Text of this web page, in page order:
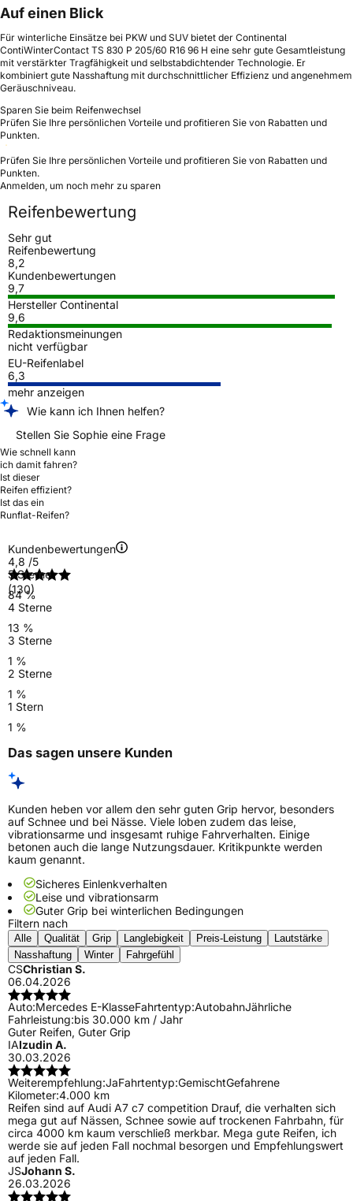
Auf einen Blick
Für winterliche Einsätze bei PKW und SUV bietet der Continental
ContiWinterContact TS 830 P 205/60 R16 96 H eine sehr gute Gesamtleistung
mit verstärkter Tragfähigkeit und selbstabdichtender Technologie. Er
kombiniert gute Nasshaftung mit durchschnittlicher Effizienz und angenehmem
Geräuschniveau.
Sparen Sie beim Reifenwechsel
Prüfen Sie Ihre persönlichen Vorteile und profitieren Sie von Rabatten und
Punkten.
Prüfen Sie Ihre persönlichen Vorteile und profitieren Sie von Rabatten und
Punkten.
Anmelden, um noch mehr zu sparen
Reifenbewertung
Sehr gut
Reifenbewertung
8,2
Kundenbewertungen
9,7
Hersteller Continental
9,6
Redaktionsmeinungen
nicht verfügbar
EU-Reifenlabel
6,3
mehr anzeigen
Wie kann ich Ihnen helfen?
Stellen Sie Sophie eine Frage
Wie schnell kann
ich damit fahren?
Ist dieser
Reifen effizient?
Ist das ein
Runflat-Reifen?
Kundenbewertungen
4,8 /5
(130)
5 Sterne
84 %
4 Sterne
13 %
3 Sterne
1 %
2 Sterne
1 %
1 Stern
1 %
Das sagen unsere Kunden
Kunden heben vor allem den sehr guten Grip hervor, besonders
auf Schnee und bei Nässe. Viele loben zudem das leise,
vibrationsarme und insgesamt ruhige Fahrverhalten. Einige
betonen auch die lange Nutzungsdauer. Kritikpunkte werden
kaum genannt.
Sicheres Einlenkverhalten
Leise und vibrationsarm
Guter Grip bei winterlichen Bedingungen
Filtern nach
Alle Qualität Grip Langlebigkeit Preis-Leistung
Lautstärke
Nasshaftung
Winter Fahrgefühl
CSChristian S.
06.04.2026
Auto:Mercedes E-KlasseFahrtentyp:AutobahnJährliche
Fahrleistung:bis 30.000 km / Jahr
Guter Reifen, Guter Grip
IAIzudin A.
30.03.2026
Weiterempfehlung:JaFahrtentyp:GemischtGefahrene
Kilometer:4.000 km
Reifen sind auf Audi A7 c7 competition Drauf, die verhalten sich
mega gut auf Nässen, Schnee sowie auf trockenen Fahrbahn, für
circa 4000 km kaum verschließ merkbar. Mega gute Reifen, ich
werde sie auf jeden Fall nochmal besorgen und Empfehlungswert
auf jeden Fall.
JSJohann S.
26.03.2026